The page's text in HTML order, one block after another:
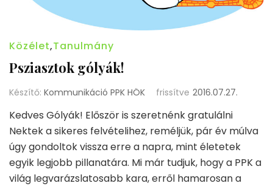
Közélet,Tanulmány
Psziasztok gólyák!
Készítő: Kommunikáció PPK HÖK frissítve 2016.07.27.
Kedves Gólyák! Először is szeretnénk gratulálni
Nektek a sikeres felvételihez, reméljük, pár év múlva
úgy gondoltok vissza erre a napra, mint életetek
egyik legjobb pillanatára. Mi már tudjuk, hogy a PPK a
világ legvarázslatosabb kara, erről hamarosan a